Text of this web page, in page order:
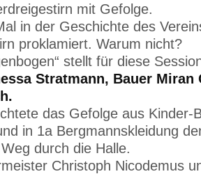
mit Gefolge.
in der Geschichte des
proklamiert. Warum nicht?
stellt für diese
Stratmann, Bauer Miran
das Gefolge aus Kinder-
in 1a Bergmannskleidung
durch die Halle.
Christoph Nicodemus